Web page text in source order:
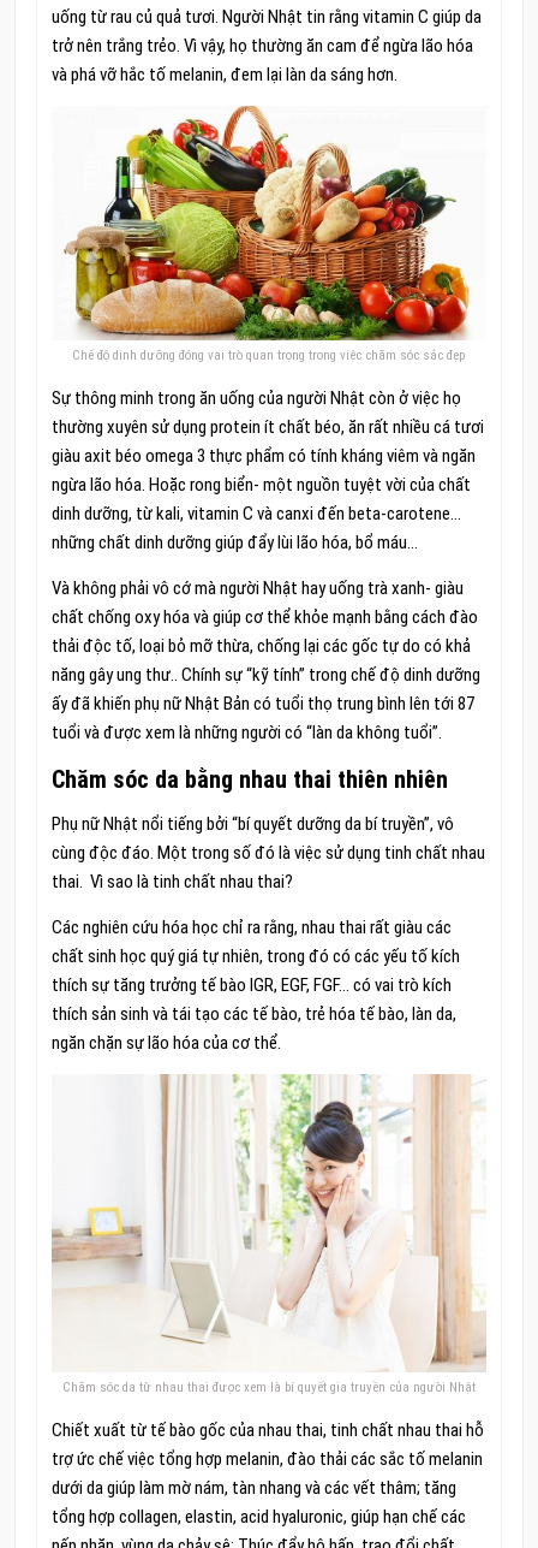
uống từ rau củ quả tươi. Người Nhật tin rằng vitamin C giúp da
trở nên trắng trẻo. Vì vậy, họ thường ăn cam để ngừa lão hóa
và phá vỡ hắc tố melanin, đem lại làn da sáng hơn.
Chế độ dinh dưỡng đóng vai trò quan trọng trong việc chăm sóc sắc đẹp
Sự thông minh trong ăn uống của người Nhật còn ở việc họ
thường xuyên sử dụng protein ít chất béo, ăn rất nhiều cá tươi
giàu axit béo omega 3 thực phẩm có tính kháng viêm và ngăn
ngừa lão hóa. Hoặc rong biển- một nguồn tuyệt vời của chất
dinh dưỡng, từ kali, vitamin C và canxi đến beta-carotene…
những chất dinh dưỡng giúp đẩy lùi lão hóa, bổ máu…
Và không phải vô cớ mà người Nhật hay uống trà xanh- giàu
chất chống oxy hóa và giúp cơ thể khỏe mạnh bằng cách đào
thải độc tố, loại bỏ mỡ thừa, chống lại các gốc tự do có khả
năng gây ung thư.. Chính sự “kỹ tính” trong chế độ dinh dưỡng
ấy đã khiến phụ nữ Nhật Bản có tuổi thọ trung bình lên tới 87
tuổi và được xem là những người có “làn da không tuổi”.
Chăm sóc da bằng nhau thai thiên nhiên
Phụ nữ Nhật nổi tiếng bởi “bí quyết dưỡng da bí truyền”, vô
cùng độc đáo. Một trong số đó là việc sử dụng tinh chất nhau
thai. Vì sao là tinh chất nhau thai?
Các nghiên cứu hóa học chỉ ra rằng, nhau thai rất giàu các
chất sinh học quý giá tự nhiên, trong đó có các yếu tố kích
thích sự tăng trưởng tế bào IGR, EGF, FGF… có vai trò kích
thích sản sinh và tái tạo các tế bào, trẻ hóa tế bào, làn da,
ngăn chặn sự lão hóa của cơ thể.
Chăm sóc da từ nhau thai được xem là bí quyết gia truyền của người Nhật
Chiết xuất từ tế bào gốc của nhau thai, tinh chất nhau thai hỗ
trợ ức chế việc tổng hợp melanin, đào thải các sắc tố melanin
dưới da giúp làm mờ nám, tàn nhang và các vết thâm; tăng
tổng hợp collagen, elastin, acid hyaluronic, giúp hạn chế các